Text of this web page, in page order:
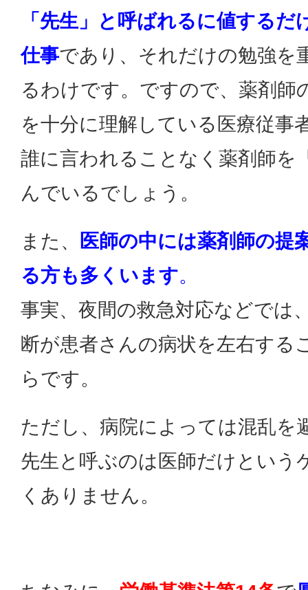
「先生」と呼ばれるに値するだ
仕事であり、それだけの勉強を
るわけです。ですので、薬剤師
を十分に理解している医療従事
誰に言われることなく薬剤師を
んでいるでしょう。
また、
医師の中には薬剤師の提
る方も多くいます。
事実、夜間の救急対応などでは
断が患者さんの病状を左右する
らです。
ただし、病院によっては混乱を
先生と呼ぶのは医師だけという
くありません。